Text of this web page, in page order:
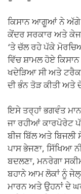
ਕਿਸਾਨ ਆਗੂਆਂ ਨੇ ਅੱਗੇ
ਕੇਂਦਰ ਸਰਕਾਰ ਅਤੇ
‘ਤੇ ਚੱਲ ਰਹੇ ਪੱਕੇ
ਵਿੱਚ ਸ਼ਾਮਲ ਹੋਏ
ਖਦੇੜਿਆ ਸੀ ਅਤੇ
ਦੀ ਭੰਨ ਤੋੜ ਕੀਤੀ ਅਤੇ
ਇਸੇ ਤਰ੍ਹਾਂ ਭਗਵੰਤ
ਜਾ ਰਹੀਆਂ ਕਾਰਪੋਰੇਟ
ਬੀਜ ਬਿੱਲ ਅਤੇ ਬਿਜਲੀ
ਪਾਸ ਭੇਜਣਾ, ਸਿੱਖਿਆ
ਬਦਲਣਾ, ਮਨਰੇਗਾ
ਬਹਾਨੇ ਆਮ ਲੋਕਾਂ ਨੂੰ
ਮਾਰਨ ਅਤੇ ਉਹਨਾਂ ਦੇ